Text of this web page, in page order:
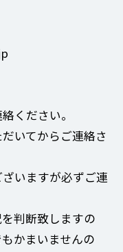
ください。
いてからご連絡さ
いますが必ずご連
判断致しますの
かまいませんの